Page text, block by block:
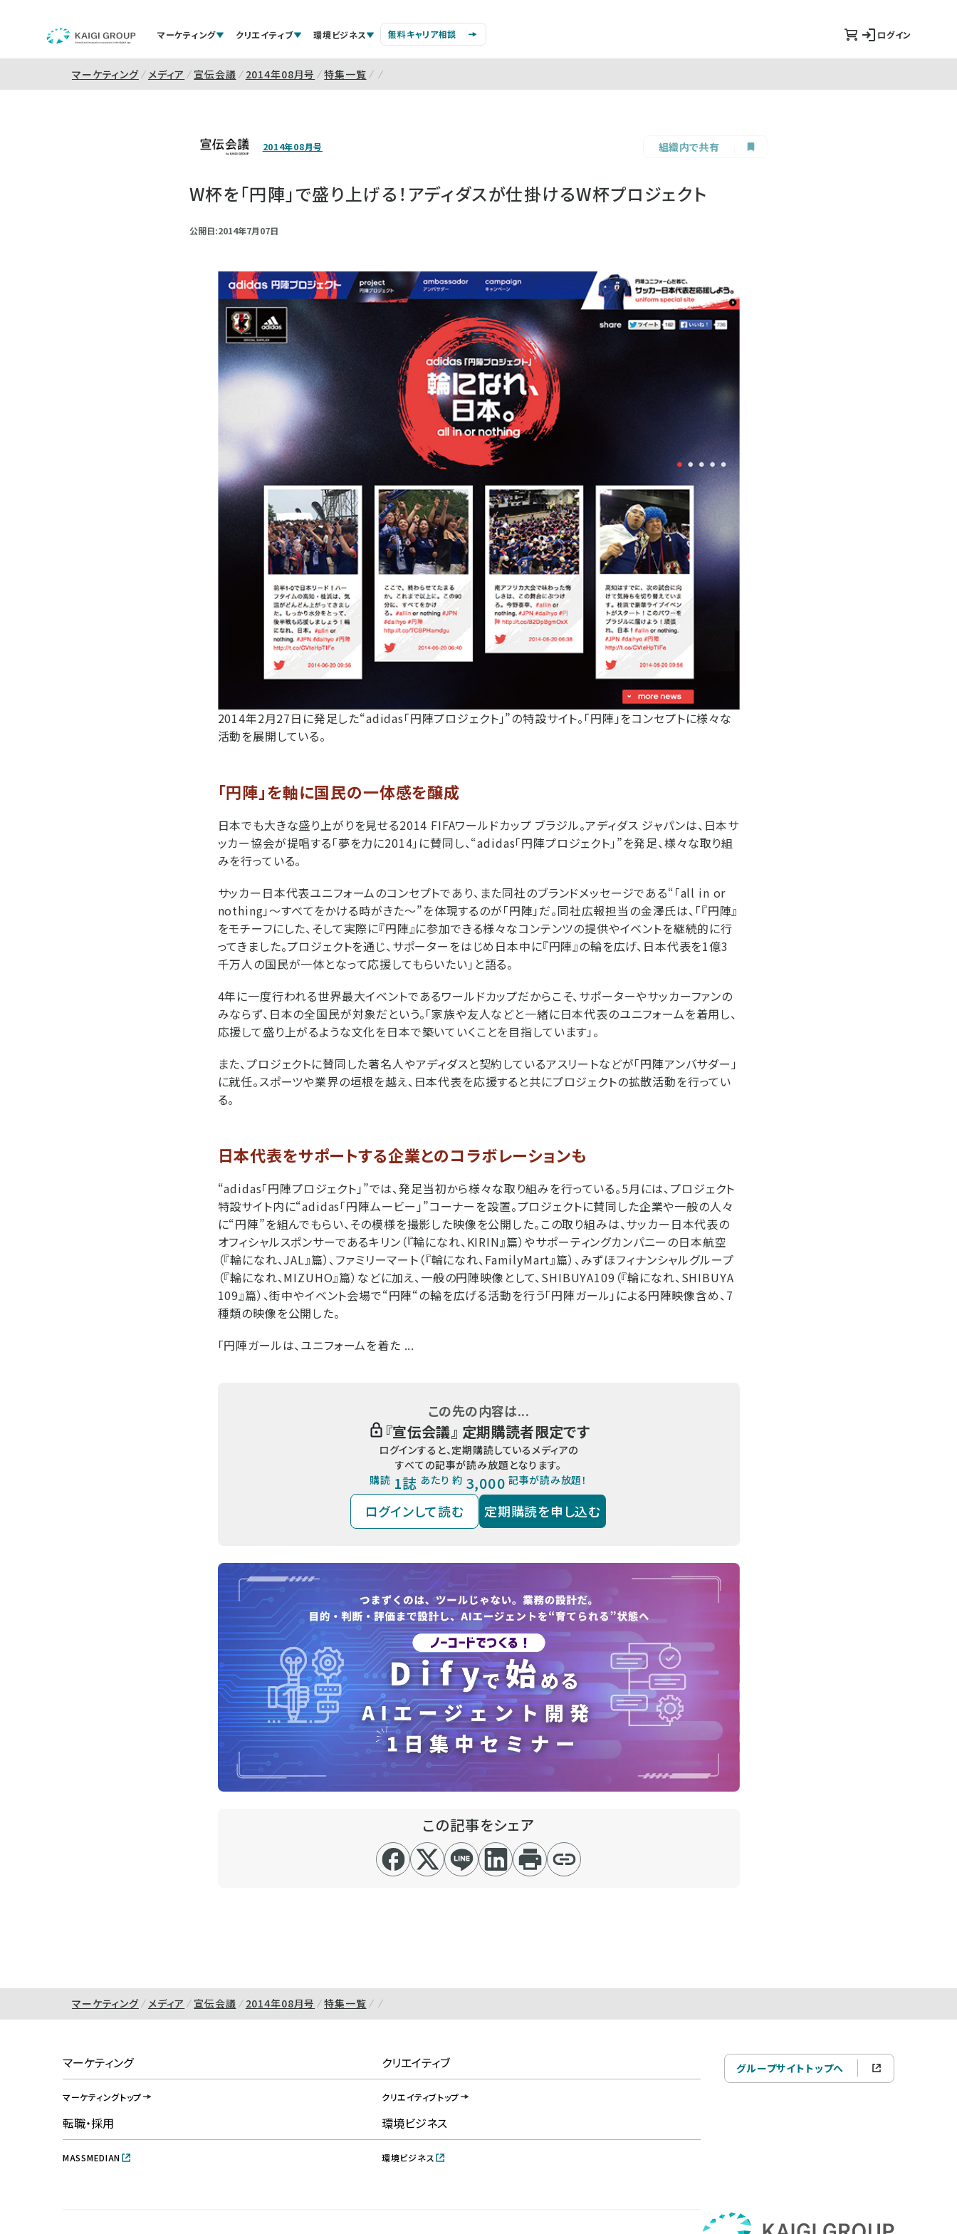
マーケティング クリエイティブ 環境ビジネス 無料キャリア相談 ログイン
マーケティング メディア 宣伝会議 2014年08月号 特集一覧
2014年08月号 組織内で共有
W杯を「円陣」で盛り上げる！アディダスが仕掛けるW杯プロジェクト
公開日:2014年7月07日
2014年2月27日に発足した“adidas「円陣プロジェクト」”の特設サイト。「円陣」をコンセプトに様々な
活動を展開している。
「円陣」を軸に国民の一体感を醸成
日本でも大きな盛り上がりを見せる2014 FIFAワールドカップ ブラジル。アディダス ジャパンは、日本サ
ッカー協会が提唱する「夢を力に2014」に賛同し、“adidas「円陣プロジェクト」”を発足、様々な取り組
みを行っている。
サッカー日本代表ユニフォームのコンセプトであり、また同社のブランドメッセージである“「all in or
nothing」～すべてをかける時がきた～”を体現するのが「円陣」だ。同社広報担当の金澤氏は、「『円陣』
をモチーフにした、そして実際に『円陣』に参加できる様々なコンテンツの提供やイベントを継続的に行
ってきました。プロジェクトを通じ、サポーターをはじめ日本中に『円陣』の輪を広げ、日本代表を1億3
千万人の国民が一体となって応援してもらいたい」と語る。
4年に一度行われる世界最大イベントであるワールドカップだからこそ、サポーターやサッカーファンの
みならず、日本の全国民が対象だという。「家族や友人などと一緒に日本代表のユニフォームを着用し、
応援して盛り上がるような文化を日本で築いていくことを目指しています」。
また、プロジェクトに賛同した著名人やアディダスと契約しているアスリートなどが「円陣アンバサダー」
に就任。スポーツや業界の垣根を越え、日本代表を応援すると共にプロジェクトの拡散活動を行ってい
る。
日本代表をサポートする企業とのコラボレーションも
“adidas「円陣プロジェクト」”では、発足当初から様々な取り組みを行っている。5月には、プロジェクト
特設サイト内に“adidas「円陣ムービー」”コーナーを設置。プロジェクトに賛同した企業や一般の人々
に“円陣”を組んでもらい、その模様を撮影した映像を公開した。この取り組みは、サッカー日本代表の
オフィシャルスポンサーであるキリン（『輪になれ、KIRIN』篇）やサポーティングカンパニーの日本航空
（『輪になれ、JAL』篇）、ファミリーマート（『輪になれ、FamilyMart』篇）、みずほフィナンシャルグループ
（『輪になれ、MIZUHO』篇）などに加え、一般の円陣映像として、SHIBUYA109（『輪になれ、SHIBUYA
109』篇）、街中やイベント会場で“円陣“の輪を広げる活動を行う「円陣ガール」による円陣映像含め、7
種類の映像を公開した。
「円陣ガールは、ユニフォームを着た ...
この先の内容は...
『宣伝会議』 定期購読者限定です
ログインすると、定期購読しているメディアの
すべての記事が読み放題となります。
購読 1誌 あたり 約 3,000 記事が読み放題！
ログインして読む 定期購読を申し込む
この記事をシェア
マーケティング メディア 宣伝会議 2014年08月号 特集一覧
マーケティング
マーケティングトップ
クリエイティブ
クリエイティブトップ
転職・採用
MASSMEDIAN
環境ビジネス
環境ビジネス
グループサイトトップへ